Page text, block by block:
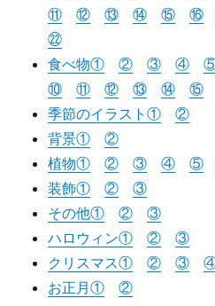
⑪
⑫ ⑬ ⑭ ⑮ ⑯
㉒
食べ物①
② ③ ④
⑩
⑪ ⑫ ⑬ ⑭
⑮
季節のイラスト①
②
背景①
②
植物①
② ③ ④ ⑤
装飾①
②
③
その他①
②
③
ハロウィン①
②
③
クリスマス①
② ③
お正月①
②